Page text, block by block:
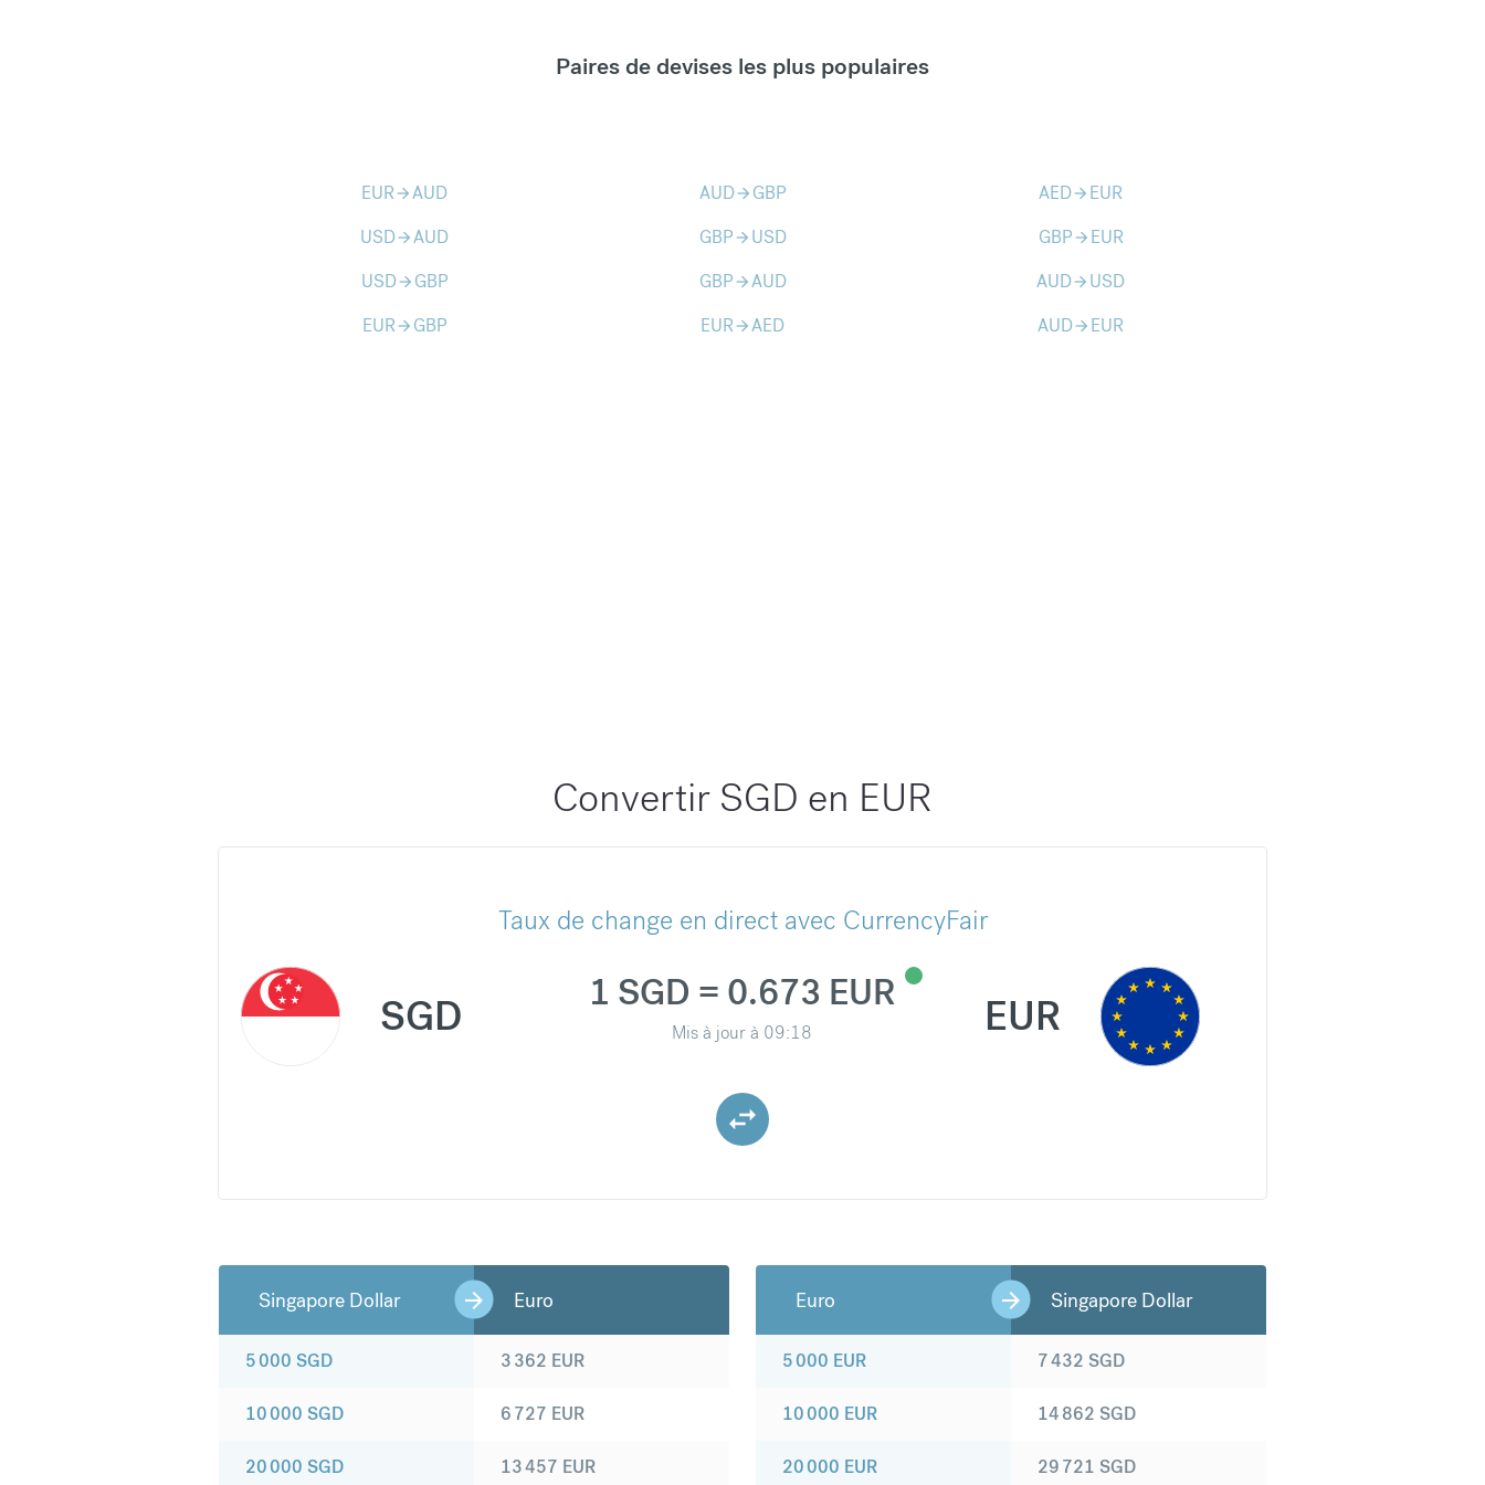
Paires de devises les plus populaires
EURarrow_forwardAUD AUDarrow_forward GBP AEDarrow_forward EUR
USDarrow_forwardAUD GBParrow_forward USD GBParrow_forward EUR
USDarrow_forward GBP GBParrow_forwardAUD AUDarrow_forward USD
EURarrow_forward GBP EURarrow_forwardAED AUDarrow_forward EUR
Convertir SGD en EUR
Taux de change en direct avec CurrencyFair
SGD 1 SGD = 0.673 EUR
Mis à jour à 09:18 EUR
Singapore Dollar Euro
5 000 SGD
10 000 SGD
20 000 SGD
3 362 EUR
6 727 EUR
13 457 EUR
Euro Singapore Dollar
5 000 EUR
10 000 EUR
20 000 EUR
7 432 SGD
14 862 SGD
29 721 SGD